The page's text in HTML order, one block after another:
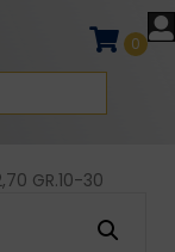
0
GR.10-30